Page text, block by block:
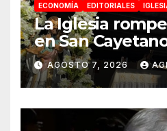
ECONOMÍA EDITORIALES
La Iglesia
en San
económica no
absoluta»
AGOSTO 7, 2026